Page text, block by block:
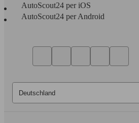
AutoScout24 per iOS
AutoScout24 per Android